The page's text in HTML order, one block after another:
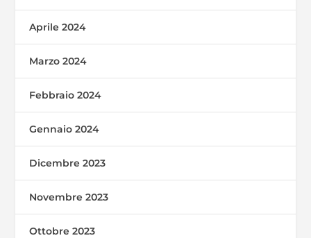
Aprile 2024
Marzo 2024
Febbraio 2024
Gennaio 2024
Dicembre 2023
Novembre 2023
Ottobre 2023